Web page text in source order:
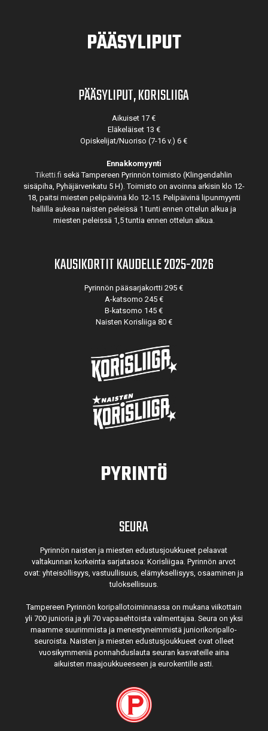
PÄÄSYLIPUT
PÄÄSYLIPUT, KORISLIIGA
Aikuiset 17 €
Eläkeläiset 13 €
Opiskelijat/Nuoriso (7-16 v.) 6 €
Ennakkomyynti
Tiketti.fi sekä Tampereen Pyrinnön toimisto (Klingendahlin
sisäpiha, Pyhäjärvenkatu 5 H). Toimisto on avoinna arkisin klo 12-
18, paitsi miesten pelipäivinä klo 12-15. Pelipäivinä lipunmyynti
hallilla aukeaa naisten peleissä 1 tunti ennen ottelun alkua ja
miesten peleissä 1,5 tuntia ennen ottelun alkua.
KAUSIKORTIT KAUDELLE 2025-2026
Pyrinnön pääsarjakortti 295 €
A-katsomo 245 €
B-katsomo 145 €
Naisten Korisliiga 80 €
PYRINTÖ
SEURA
Pyrinnön naisten ja miesten edustusjoukkueet pelaavat
valtakunnan korkeinta sarjatasoa: Korisliigaa. Pyrinnön arvot
ovat: yhteisöl­lisyys, vastuul­lisuus, elämyk­sellisyys, osaaminen ja
tulok­sellisuus.
Tampereen Pyrinnön kori­pallo­toimin­nassa on mukana viikottain
yli 700 junioria ja yli 70 vapaa­ehtoista valmen­tajaa. Seura on yksi
maamme suurim­mista ja menes­tyneim­mistä juni­ori­kori­pallo­
seuroista. Naisten ja miesten edustus­joukkueet ovat olleet
vuosi­kymmeniä ponnahdus­lauta seuran kasvateille aina
aikuisten maa­joukkueeseen ja euro­kentille asti.